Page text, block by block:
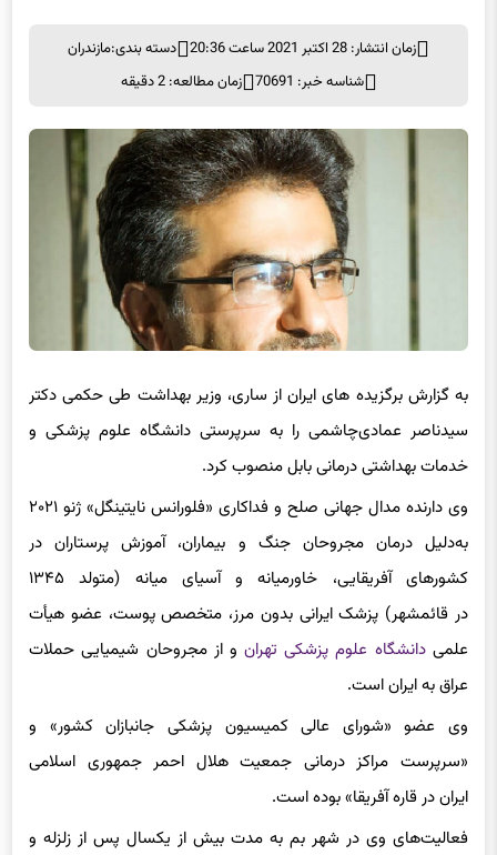
زمان انتشار: 28 اکتبر 2021 ساعت 20:36 دسته بندی:مازندران
شناسه خبر: 70691
زمان مطالعه: 2 دقیقه
به گزارش برگزیده های ایران از ساری، وزیر بهداشت طی حکمی دکتر
سیدناصر عمادی‌چاشمی را به سرپرستی دانشگاه علوم پزشکی و
خدمات بهداشتی درمانی بابل منصوب کرد.
وی دارنده مدال جهانی صلح و فداکاری «فلورانس نایتینگل» ژنو ۲۰۲۱
به‌دلیل درمان مجروحان جنگ و بیماران، آموزش پرستاران در
کشورهای آفریقایی، خاورمیانه و آسیای میانه (متولد ۱۳۴۵
در قائمشهر) پزشک ایرانی بدون مرز، متخصص پوست، عضو هیأت
علمیدانشگاه علوم پزشکی تهرانو از مجروحان شیمیایی حملات
عراق به ایران است.
وی عضو «شورای عالی کمیسیون پزشکی جانبازان کشور» و
«سرپرست مراکز درمانی جمعیت هلال احمر جمهوری اسلامی
ایران در قاره آفریقا» بوده‌ است.
فعالیت‌های وی در شهر بم به مدت بیش از یکسال پس از زلزله و